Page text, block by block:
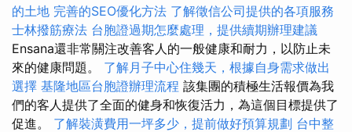
的土地 完善的SEO優化方法 了解徵信公司提供的各項服務
士林撥筋療法 台胞證過期怎麼處理，提供續期辦理建議
Ensana還非常關注改善客人的一般健康和耐力，以防止未
來的健康問題。 了解月子中心住幾天，根據自身需求做出
選擇 基隆地區台胞證辦理流程 該集團的積極生活報價為我
們的客人提供了全面的健身和恢復活力，為這個目標提供了
促進。 了解裝潢費用一坪多少，提前做好預算規劃 台中整